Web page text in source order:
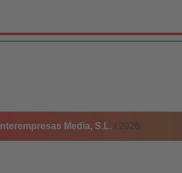
Interempresas Media, S.L. / 2026